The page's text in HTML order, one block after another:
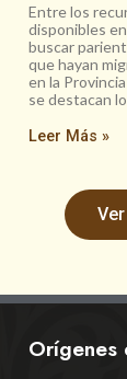
Entre los
disponibles
buscar
que hayan
en la
se destacan
Leer Más »
Orígenes